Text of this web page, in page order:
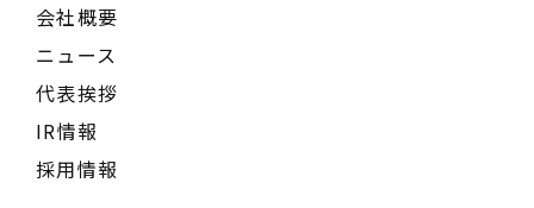
会社概要
ニュース
代表挨拶
IR情報
採用情報